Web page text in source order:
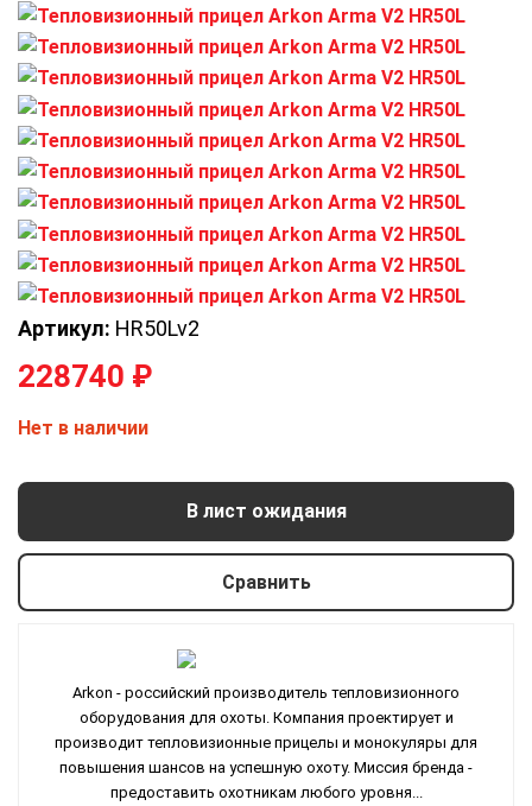
Артикул: HR50Lv2
228740 ₽
Нет в наличии
В лист ожидания
Сравнить
Arkon - российский производитель тепловизионного
оборудования для охоты. Компания проектирует и
производит тепловизионные прицелы и монокуляры для
повышения шансов на успешную охоту. Миссия бренда -
предоставить охотникам любого уровня...